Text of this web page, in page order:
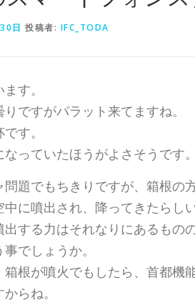
日 投稿者: IFC_TODA
す。
ですがパラット来てますね。
す。
っていたほうがよさそうです。
題でもちきりですが、箱根の
に噴出され、降ってきたらしい
出する力はそれなりにあるも
でしょうか。
箱根が噴火でもしたら、首都機
らね。